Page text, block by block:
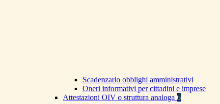
Scadenzario obblighi amministrativi
Oneri informativi per cittadini e imprese
Attestazioni OIV o struttura analoga 6